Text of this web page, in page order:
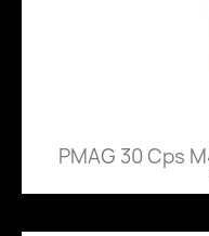
PMAG 30 Cps